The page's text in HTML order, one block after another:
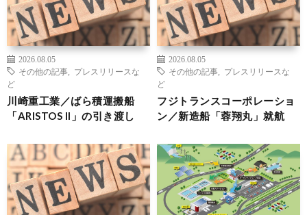
2026.08.05
その他の記事
プレスリリースな
ど
川崎重工業／ばら積運搬船
「ARISTOS II」の引き渡し
2026.08.05
その他の記事
プレスリリースな
ど
フジトランスコーポレーショ
ン／新造船「蓉翔丸」就航